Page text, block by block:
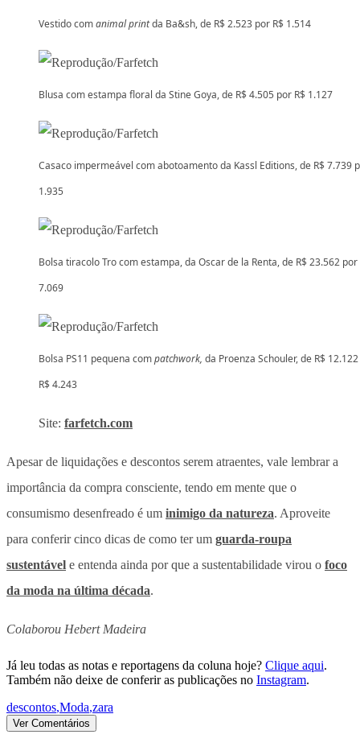
Vestido comanimal printda Ba&sh, de R$ 2.523 por R$ 1.514
Blusa com estampa floral da Stine Goya, de R$ 4.505 por R$ 1.127
Casaco impermeável com abotoamento da Kassl Editions, de R$ 7.739
1.935
Bolsa tiracolo Tro com estampa, da Oscar de la Renta, de R$ 23.562 por
7.069
Bolsa PS11 pequena compatchwork, da Proenza Schouler, de R$
R$ 4.243
Site: farfetch.com
Apesar de liquidações e descontos serem atraentes, vale lembrar a
importância da compra consciente, tendo em mente que o
consumismo desenfreado é um inimigo da natureza. Aproveite
para conferir cinco dicas de como ter um guarda-roupa
sustentável e entenda ainda por que a sustentabilidade virou o foco
da moda na última década.
Colaborou Hebert Madeira
Já leu todas as notas e reportagens da coluna hoje? Clique aqui.
Também não deixe de conferir as publicações no Instagram.
descontos,Moda,zara
Ver Comentários